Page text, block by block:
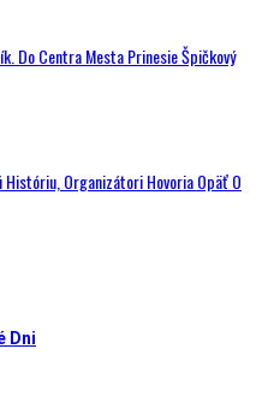
Do Centra Mesta Prinesie Špičkový
Históriu, Organizátori Hovoria Opäť O
Dni